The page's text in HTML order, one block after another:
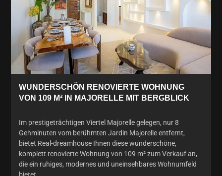
WUNDERSCHÖN RENOVIERTE WOHNUNG
VON 109 M² IN MAJORELLE MIT BERGBLICK
Im prestigeträchtigen Viertel Majorelle gelegen, nur 8
Gehminuten vom berühmten Jardin Majorelle entfernt,
bietet Real-dreamhouse Ihnen diese wunderschöne,
komplett renovierte Wohnung von 109 m² zum Verkauf an,
die ein ruhiges, modernes und uneinsehbares Wohnumfeld